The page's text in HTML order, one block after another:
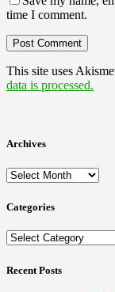
time I comment.
This site uses
data is processed.
Archives
Archives
Categories
Categories
Recent Posts